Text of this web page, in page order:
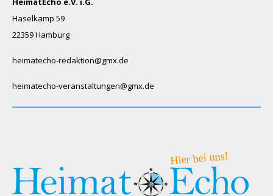
Haselkamp 59
22359 Hamburg
heimatecho-redaktion@gmx.de
heimatecho-veranstaltungen@gmx.de